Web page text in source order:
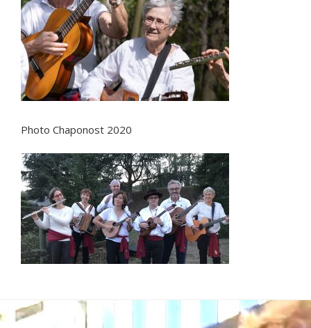
Photo Chaponost 2020